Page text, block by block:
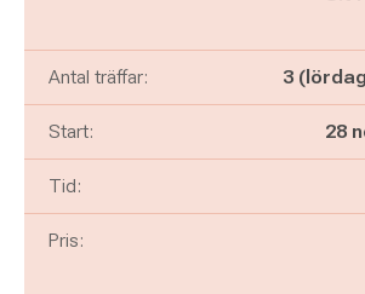
Antal träffar: 3
Start: 28
Tid:
Pris: